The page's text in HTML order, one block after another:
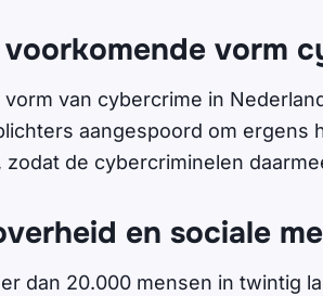
vorm
van cybercrime in
aangespoord om ergens
de cybercriminelen
en sociale
dan 20.000 mensen in twintig